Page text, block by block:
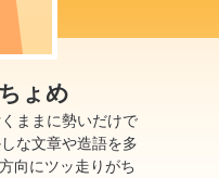
ょめ
ままに勢いだけで
な文章や造語を多
向にツッ走りがち